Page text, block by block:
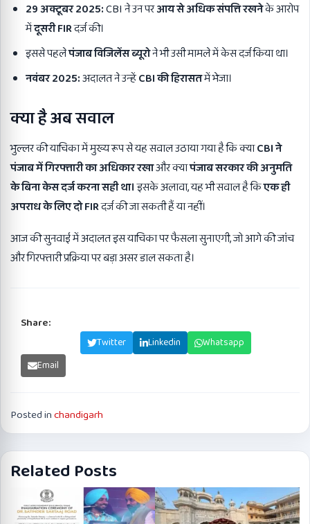
29 अक्टूबर 2025:CBI ने उन परआय से अधिक संपत्ति रखनेके आरोप
मेंदूसरी FIRदर्ज की।
इससे पहलेपंजाब विजिलेंस ब्यूरोने भी उसी मामले में केस दर्ज किया था।
नवंबर 2025:अदालत ने उन्हेंCBIकी हिरासतमें भेजा।
क्या है अब सवाल
भुल्लर की याचिका में मुख्य रूप से यह सवाल उठाया गया है कि क्याCBIने
पंजाब में गिरफ्तारी का अधिकार रखाऔर क्यापंजाब सरकार की अनुमति
के बिना केस दर्ज करना सही था।इसके अलावा, यह भी सवाल है किएक ही
अपराध के लिए दो FIRदर्ज की जा सकती हैं या नहीं।
आज की सुनवाई में अदालत इस याचिका पर फैसला सुनाएगी, जो आगे की जांच
और गिरफ्तारी प्रक्रिया पर बड़ा असर डाल सकता है।
Share:
Twitter Linkedin
Whatsapp
Email
Posted inchandigarh
Related Posts